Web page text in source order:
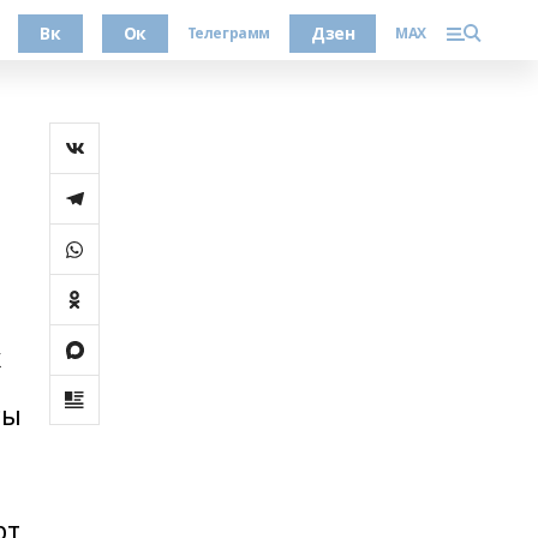
Вк Ок Телеграмм Дзен MAX